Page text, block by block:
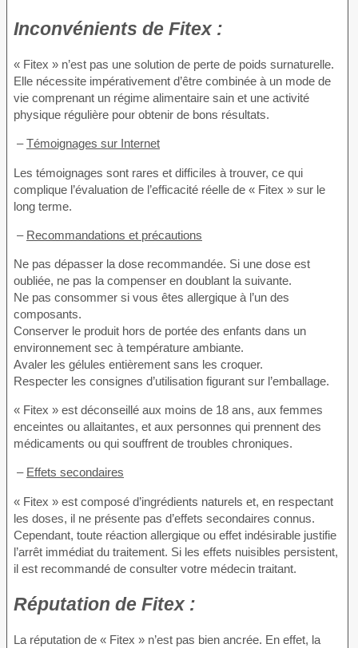
Inconvénients de Fitex :
« Fitex » n’est pas une solution de perte de poids surnaturelle.
Elle nécessite impérativement d’être combinée à un mode de
vie comprenant un régime alimentaire sain et une activité
physique régulière pour obtenir de bons résultats.
–Témoignages sur Internet
Les témoignages sont rares et difficiles à trouver, ce qui
complique l’évaluation de l’efficacité réelle de « Fitex » sur le
long terme.
– Recommandations et précautions
Ne pas dépasser la dose recommandée. Si une dose est
oubliée, ne pas la compenser en doublant la suivante.
Ne pas consommer si vous êtes allergique à l’un des
composants.
Conserver le produit hors de portée des enfants dans un
environnement sec à température ambiante.
Avaler les gélules entièrement sans les croquer.
Respecter les consignes d’utilisation figurant sur l’emballage.
« Fitex » est déconseillé aux moins de 18 ans, aux femmes
enceintes ou allaitantes, et aux personnes qui prennent des
médicaments ou qui souffrent de troubles chroniques.
– Effets secondaires
« Fitex » est composé d’ingrédients naturels et, en respectant
les doses, il ne présente pas d’effets secondaires connus.
Cependant, toute réaction allergique ou effet indésirable justifie
l’arrêt immédiat du traitement. Si les effets nuisibles persistent,
il est recommandé de consulter votre médecin traitant.
Réputation de Fitex :
La réputation de « Fitex » n’est pas bien ancrée. En effet, la